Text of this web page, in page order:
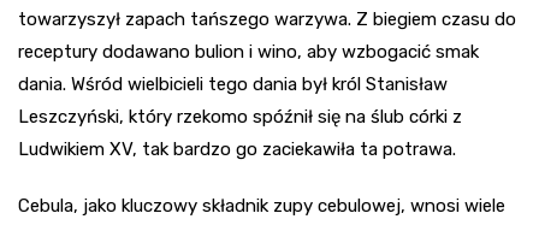
towarzyszył zapach tańszego warzywa. Z biegiem czasu do
receptury dodawano bulion i wino, aby wzbogacić smak
dania. Wśród wielbicieli tego dania był król Stanisław
Leszczyński, który rzekomo spóźnił się na ślub córki z
Ludwikiem XV, tak bardzo go zaciekawiła ta potrawa.
Cebula, jako kluczowy składnik zupy cebulowej, wnosi wiele